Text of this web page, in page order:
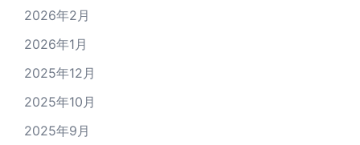
2026年2月
2026年1月
2025年12月
2025年10月
2025年9月